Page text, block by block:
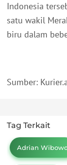
Indonesia
satu wakil
biru dalam
Sumber:
Tag Terkait
Adrian